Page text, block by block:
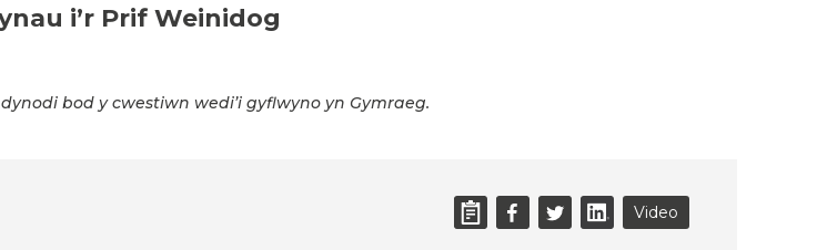
i’r Prif Weinidog
bod y cwestiwn wedi’i gyflwyno yn Gymraeg.
Video